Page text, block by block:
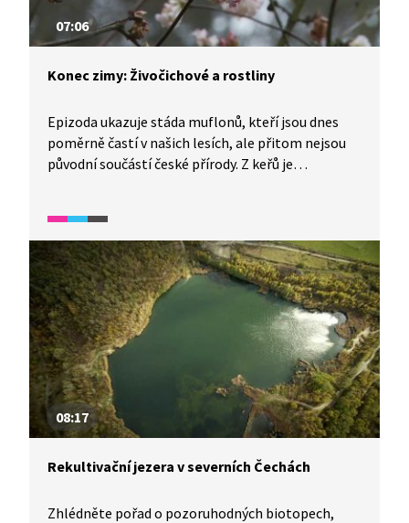
07:06
Konec zimy: Živočichové a rostliny
Epizoda ukazuje stáda muflonů, kteří jsou dnes
poměrně častí v našich lesích, ale přitom nejsou
původní součástí české přírody. Z keřů je
obecná jako náš nejpestřejší krkavcovitý pták,
který často žije nejen v lese, ale i v zahradách
a parcích. Z keřů je představena na konci zimy
kvetoucí kalina vonná s výrazně aromatickými
květy.
08:17
Rekultivační jezera v severních Čechách
Zhlédněte pořad o pozoruhodných biotopech,